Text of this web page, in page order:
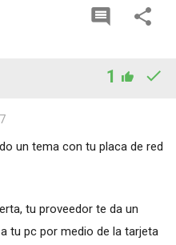
1
un tema con tu placa de red
tu proveedor te da un
tu pc por medio de la tarjeta